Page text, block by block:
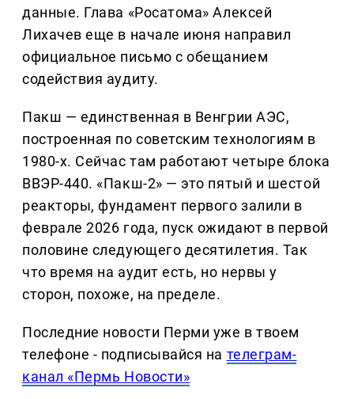
данные. Глава «Росатома» Алексей
Лихачев еще в начале июня направил
официальное письмо с обещанием
содействия аудиту.
Пакш — единственная в Венгрии АЭС,
построенная по советским технологиям в
1980-х. Сейчас там работают четыре блока
ВВЭР-440. «Пакш-2» — это пятый и шестой
реакторы, фундамент первого залили в
феврале 2026 года, пуск ожидают в первой
половине следующего десятилетия. Так
что время на аудит есть, но нервы у
сторон, похоже, на пределе.
Последние новости Перми уже в твоем
телефоне - подписывайся на телеграм-
канал «Пермь Новости»